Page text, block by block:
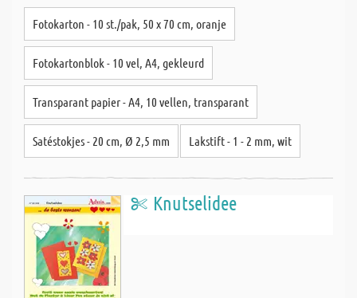
Fotokarton - 10 st./pak, 50 x 70 cm, oranje
Fotokartonblok - 10 vel, A4, gekleurd
Transparant papier - A4, 10 vellen, transparant
Satéstokjes - 20 cm, Ø 2,5 mm Lakstift - 1 - 2 mm, wit
Knutselidee